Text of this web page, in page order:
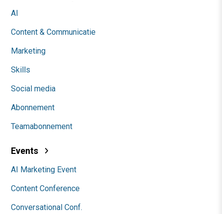
AI
Content & Communicatie
Marketing
Skills
Social media
Abonnement
Teamabonnement
Events
AI Marketing Event
Content Conference
Conversational Conf.